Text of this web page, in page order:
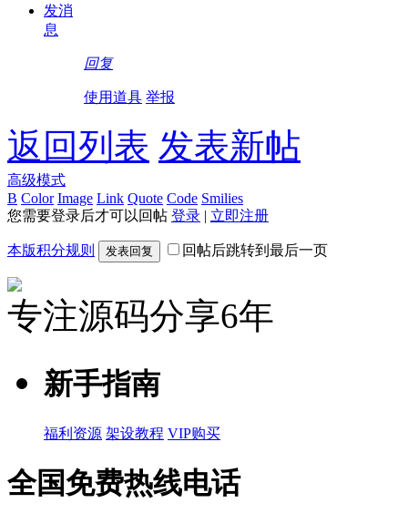
发消
息
回复
使用道具 举报
返回列表 发表新帖
高级模式
B Color Image Link Quote Code Smilies
您需要登录后才可以回帖 登录 | 立即注册
本版积分规则 发表回复 回帖后跳转到最后一页
专注源码分享6年
新手指南
福利资源 架设教程 VIP购买
全国免费热线电话